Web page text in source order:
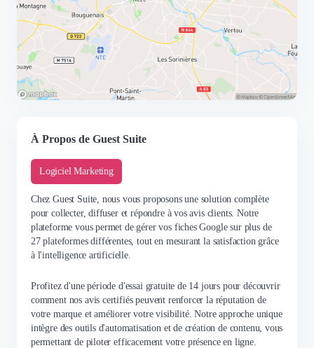
À Propos de Guest Suite
Logiciel Marketing
Chez Guest Suite, nous vous proposons une solution complète
pour collecter, diffuser et répondre à vos avis clients. Notre
plateforme vous permet de gérer vos fiches Google sur plus de
27 plateformes différentes, tout en mesurant la satisfaction grâce
à l'intelligence artificielle.
Profitez d'une période d'essai gratuite de 14 jours pour découvrir
comment nos avis certifiés peuvent renforcer la réputation de
votre marque et améliorer votre visibilité. Notre approche unique
intègre des outils d'automatisation et de création de contenu, vous
permettant de piloter efficacement votre présence en ligne.